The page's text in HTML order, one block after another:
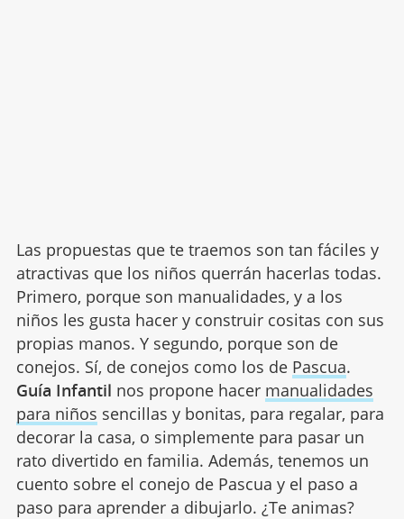
Las propuestas que te traemos son tan fáciles y
atractivas que los niños querrán hacerlas todas.
Primero, porque son manualidades, y a los
niños les gusta hacer y construir cositas con sus
propias manos. Y segundo, porque son de
conejos. Sí, de conejos como los de Pascua.
Guía Infantil nos propone hacer manualidades
para niños sencillas y bonitas, para regalar, para
decorar la casa, o simplemente para pasar un
rato divertido en familia. Además, tenemos un
cuento sobre el conejo de Pascua y el paso a
paso para aprender a dibujarlo. ¿Te animas?